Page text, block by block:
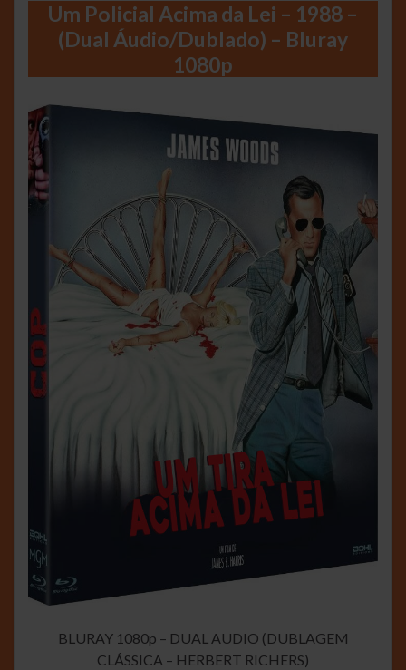
Um Policial Acima da Lei – 1988 –
(Dual Áudio/Dublado) – Bluray
1080p
BLURAY 1080p – DUAL AUDIO (DUBLAGEM
CLÁSSICA – HERBERT RICHERS)